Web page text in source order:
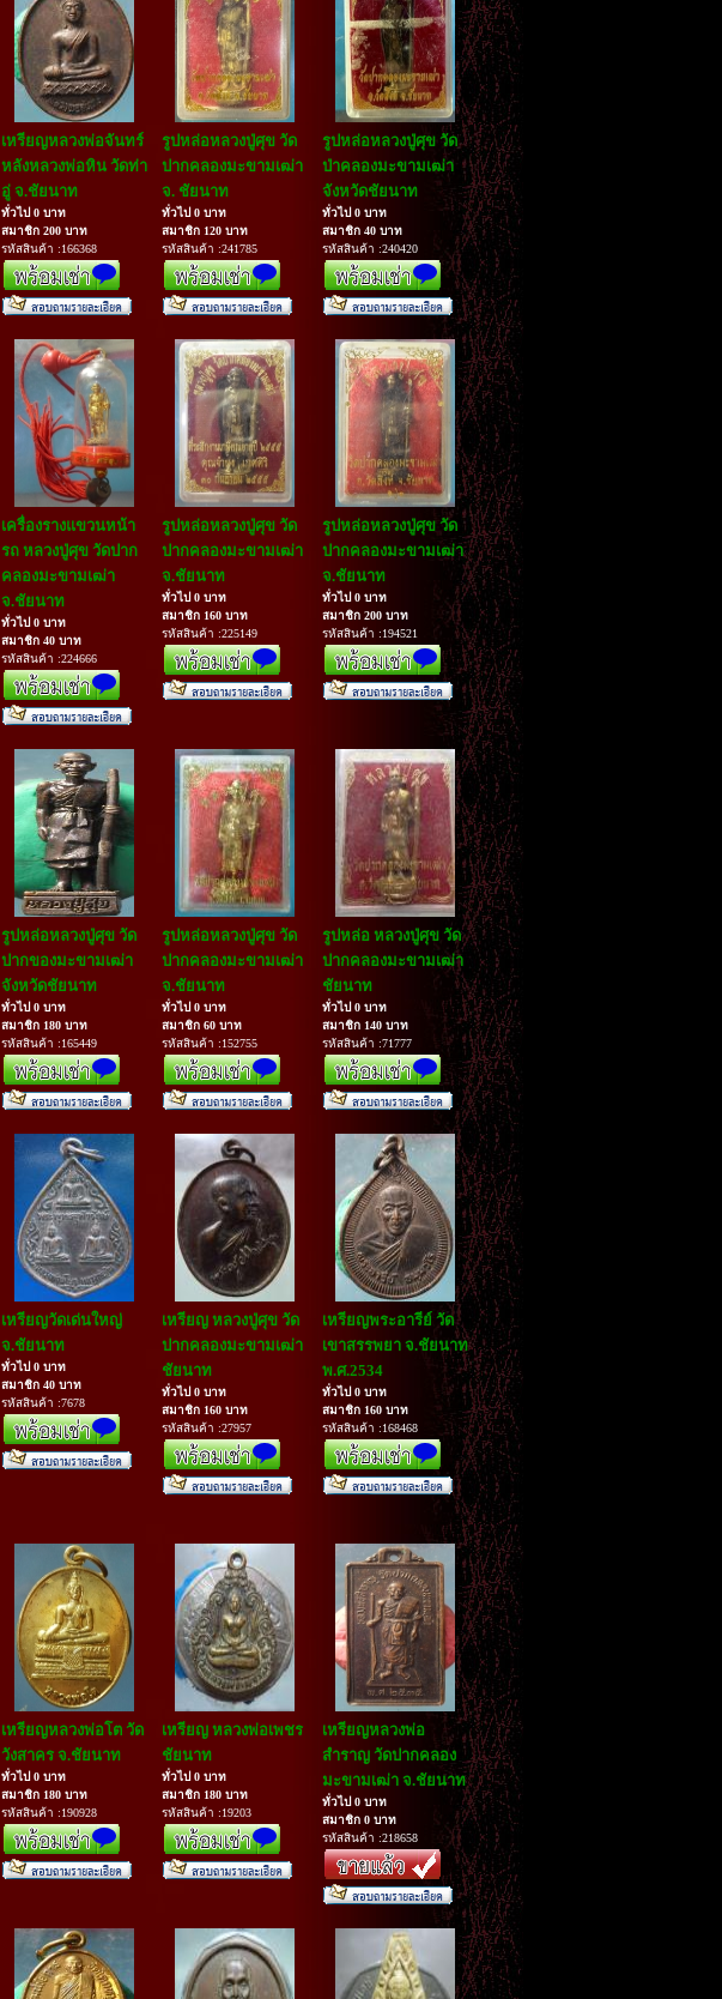
เหรียญหลวงพ่อจันทร์
หลังหลวงพ่อหิน วัดท่า
อู่ จ.ชัยนาท
ทั่วไป 0 บาท
สมาชิก 200 บาท
รหัสสินค้า :166368
รูปหล่อหลวงปู่ศุข วัด
ปากคลองมะขามเฒ่า
จ. ชัยนาท
ทั่วไป 0 บาท
สมาชิก 120 บาท
รหัสสินค้า :241785
รูปหล่อหลวงปู่ศุข วัด
ป่าคลองมะขามเฒ่า
จังหวัดชัยนาท
ทั่วไป 0 บาท
สมาชิก 40 บาท
รหัสสินค้า :240420
เครื่องรางแขวนหน้า
รถ หลวงปู่ศุข วัดปาก
คลองมะขามเฒ่า
จ.ชัยนาท
ทั่วไป 0 บาท
สมาชิก 40 บาท
รหัสสินค้า :224666
รูปหล่อหลวงปู่ศุข วัด
ปากคลองมะขามเฒ่า
จ.ชัยนาท
ทั่วไป 0 บาท
สมาชิก 160 บาท
รหัสสินค้า :225149
รูปหล่อหลวงปู่ศุข วัด
ปากคลองมะขามเฒ่า
จ.ชัยนาท
ทั่วไป 0 บาท
สมาชิก 200 บาท
รหัสสินค้า :194521
รูปหล่อหลวงปู่ศุข วัด
ปากของมะขามเฒ่า
จังหวัดชัยนาท
ทั่วไป 0 บาท
สมาชิก 180 บาท
รหัสสินค้า :165449
รูปหล่อหลวงปู่ศุข วัด
ปากคลองมะขามเฒ่า
จ.ชัยนาท
ทั่วไป 0 บาท
สมาชิก 60 บาท
รหัสสินค้า :152755
รูปหล่อ หลวงปู่ศุข วัด
ปากคลองมะขามเฒ่า
ชัยนาท
ทั่วไป 0 บาท
สมาชิก 140 บาท
รหัสสินค้า :71777
เหรียญวัดเด่นใหญ่
จ.ชัยนาท
ทั่วไป 0 บาท
สมาชิก 40 บาท
รหัสสินค้า :7678
เหรียญ หลวงปู่ศุข วัด
ปากคลองมะขามเฒ่า
ชัยนาท
ทั่วไป 0 บาท
สมาชิก 160 บาท
รหัสสินค้า :27957
เหรียญพระอารีย์ วัด
เขาสรรพยา จ.ชัยนาท
พ.ศ.2534
ทั่วไป 0 บาท
สมาชิก 160 บาท
รหัสสินค้า :168468
เหรียญหลวงพ่อโต วัด
วังสาคร จ.ชัยนาท
ทั่วไป 0 บาท
สมาชิก 180 บาท
รหัสสินค้า :190928
เหรียญ หลวงพ่อเพชร
ชัยนาท
ทั่วไป 0 บาท
สมาชิก 180 บาท
รหัสสินค้า :19203
เหรียญหลวงพ่อ
สำราญ วัดปากคลอง
มะขามเฒ่า จ.ชัยนาท
ทั่วไป 0 บาท
สมาชิก 0 บาท
รหัสสินค้า :218658